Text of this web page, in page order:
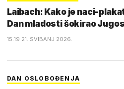
Laibach: Kako je naci-
Dan mladosti šokirao
15:19 21. SVIBANJ 2026.
DAN OSLOBOĐENJA